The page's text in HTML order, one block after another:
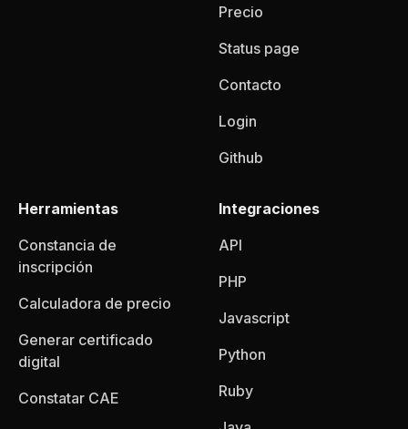
Precio
Status page
Contacto
Login
Github
Herramientas
Constancia de
inscripción
Calculadora de precio
Generar certificado
digital
Constatar CAE
Integraciones
API
PHP
Javascript
Python
Ruby